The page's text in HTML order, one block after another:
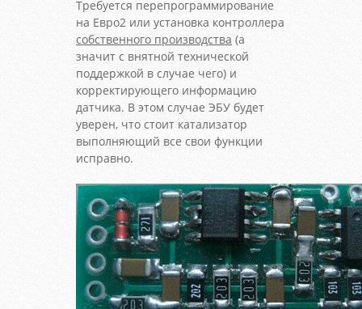
Требуется перепрограммирование
на Евро2 или установка контроллера
собственного производства (а
значит с внятной технической
поддержкой в случае чего) и
корректирующего информацию
датчика. В этом случае ЭБУ будет
уверен, что стоит катализатор
выполняющий все свои функции
исправно.